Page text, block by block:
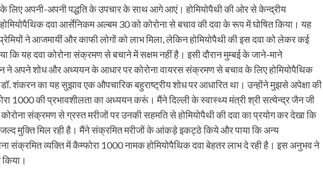
लिए अपनी-अपनी पद्धति के उपचार के साथ आगे आएं। होमियोपैथी की ओर से केन्द्रीय
दवा आर्सेनिकम अल्बम 30 को कोरोना से बचाव की दवा के रूप में घोषित किया। यह
ने आजमायीं और काफी लोगों को लाभ मिला, लेकिन होमियोपैथी की इस दवा को लेकर कई
कि यह दवा कोरोना संक्रमण से बचाने में सक्षम नहीं है। इसी दौरान मुम्बई के जाने-माने
ने अपने शोध और अध्ययन के आधार पर कोरोना वायरस संक्रमण से बचाव के लिए होमियोपैथिक
शंकरन का यह सुझाव एक औपचारिक बहुराष्ट्रीय शोध पर आधारित था। उन्होंने मुझसे अपेक्षा की
1000 की प्रभावशीलता का अध्ययन करूं। मैंने दिल्ली के स्वास्थ्य मंत्री श्री सत्येन्द्र जैन जी
संक्रमण से ग्रस्त मरीजों पर उनकी सहमति से होमियोपैथी की दवा का प्रयोग कर देखा कि
मुक्ति मिल रही है। मैंने संक्रमित मरीजों के आंकड़े इकट्ठे किये और पाया कि अन्य
संक्रमित व्यक्ति में कैम्फोरा 1000 नामक होमियोपैथिक दवा बेहतर लाभ दे रही है। इस अनुभव ने